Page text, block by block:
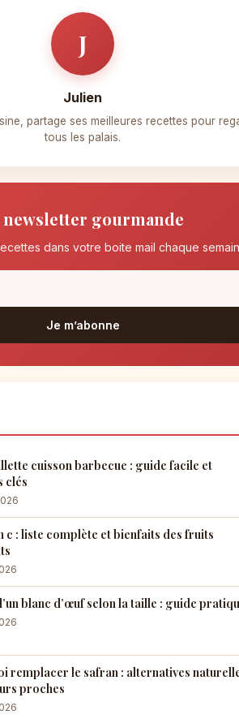
J
Julien
partage ses meilleures recettes pour
tous les palais.
newsletter gourmande
dans votre boite mail chaque
Je m’abonne
cuisson barbecue : guide facile et
clés
c : liste complète et bienfaits des fruits
blanc d’œuf selon la taille : guide
remplacer le safran : alternatives
proches